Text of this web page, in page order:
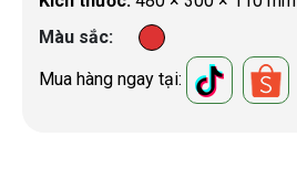
Màu sắc
Mua hàng ngay tại: